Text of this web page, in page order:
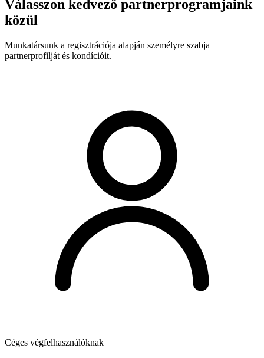
Válasszon kedvező partnerprogramjaink
közül
Munkatársunk a regisztrációja alapján személyre szabja
partnerprofilját és kondícióit.
Céges végfelhasználóknak